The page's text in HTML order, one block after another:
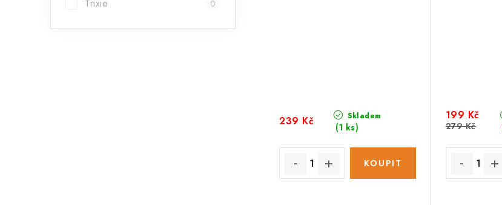
Trixie 0
Skladem
(1 ks)
239 Kč 199 Kč
279 Kč